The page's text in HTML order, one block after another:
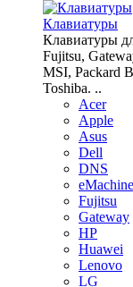
Клавиатуры
Клавиатуры
Fujitsu,
MSI, Packard
Toshiba. ..
Acer
Apple
Asus
Dell
DNS
Fujitsu
Gateway
HP
Huawei
Lenovo
LG